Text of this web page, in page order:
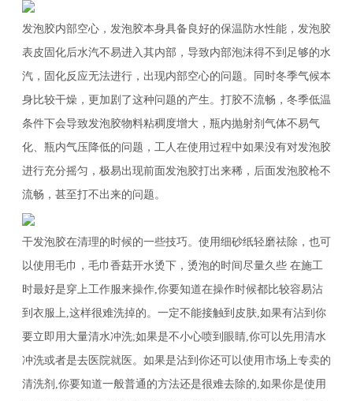
发泡胶内部空心，发泡胶本身具备良好的保温防水性能，发泡胶
表皮固化后水汽不易进入其内部，导致内部泡沫得不到足够的水
汽，固化反应无法进行，出现内部空心的问题。同时冬季气候本
身比较干燥，更加剧了这种问题的产生。打胶不流畅，冬季低温
条件下会导致发泡胶物料粘稠度增大，瓶内抛射剂气体不易气
化、瓶内气压降低的问题，工人在使用过程中如果没有对发泡胶
进行充分摇匀，极易出现前面发泡胶打出来稀，后面发泡胶枪不
流畅，甚至打不出来的问题。
干发泡胶在清理的时候的一些技巧。使用细砂纸轻磨祛除，也可
以使用毛巾，毛巾香菇开水烫下，烫泡的时间尽量久些 在施工
时最好是穿上工作服来操作,你要知道在操作时候都比较容易沾
到衣服上,这样很难洗掉的。一定不能接触到皮肤,如果有沾到你
要立即用大量清水冲洗;如果是不小心喷到眼睛,你可以先用清水
冲洗或者是去医院就医。如果是沾到你还可以使用市场上专卖的
清洗剂,你要知道一般普通的方法还是很难去除的,如果你是使用